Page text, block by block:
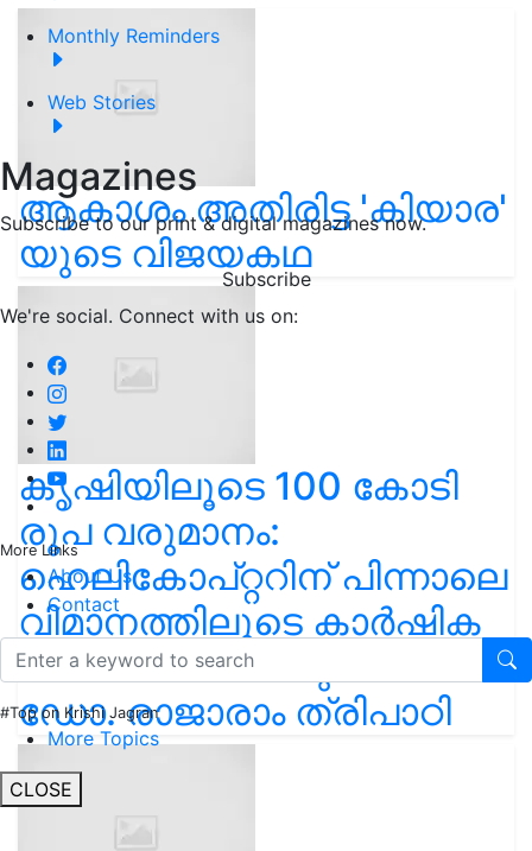
Monthly Reminders
Web Stories
Magazines
Subscribe to our print & digital magazines now.
Subscribe
We're social. Connect with us on:
More Links
About Us
Contact
#Top on Krishi Jagran
More Topics
CLOSE
ആകാശം അതിരിട്ട 'കിയാര'
യുടെ വിജയകഥ
കൃഷിയിലൂടെ 100 കോടി
രൂപ വരുമാനം:
ഹെലികോപ്റ്ററിന് പിന്നാലെ
വിമാനത്തിലൂടെ കാർഷിക
വിപ്ലവം കൊണ്ടുവരാൻ
ഡോ. രാജാരാം ത്രിപാഠി